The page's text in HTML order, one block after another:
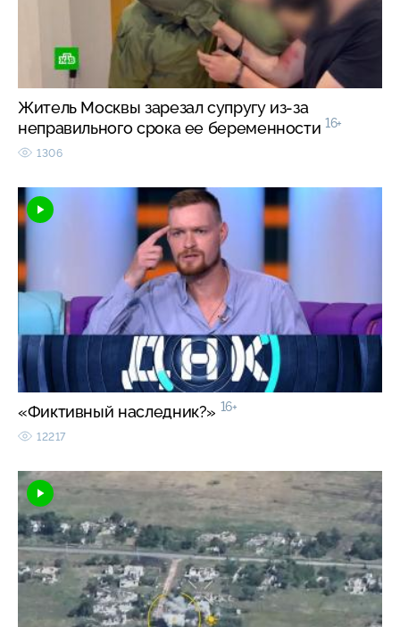
Житель Москвы зарезал супругу из-за
неправильного срока ее беременности 16+
1306
«Фиктивный наследник?» 16+
12217